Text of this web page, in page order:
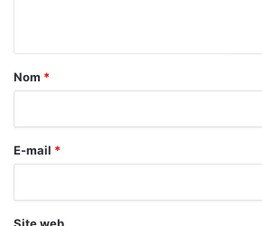
a
r
e
Nom *
E-mail *